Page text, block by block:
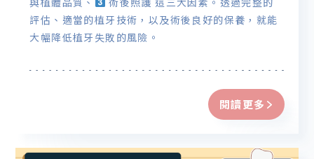
評估、適當的植牙技術，以及術後良好的保養，就能
大幅降低植牙失敗的風險。
閱讀更多